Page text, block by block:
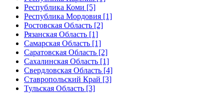
Республика Коми [5]
Республика Мордовия [1]
Ростовская Область [2]
Рязанская Область [1]
Самарская Область [1]
Саратовская Область [2]
Сахалинская Область [1]
Свердловская Область [4]
Ставропольский Край [3]
Тульская Область [3]